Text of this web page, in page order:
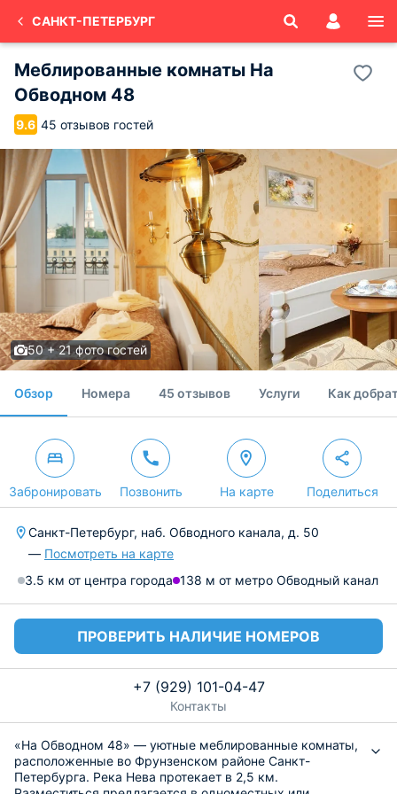
САНКТ-ПЕТЕРБУРГ
Меблированные комнаты На
Обводном 48
9.6 45 отзывов гостей
50 + 21 фото гостей
Обзор Номера 45 отзывов Услуги Как
Забронировать Позвонить На карте Поделиться
Санкт-Петербург, наб. Обводного канала, д. 50
— Посмотреть на карте
3.5 км от центра города 138 м от метро Обводный канал
ПРОВЕРИТЬ НАЛИЧИЕ НОМЕРОВ
+7 (929) 101-04-47
Контакты
«На Обводном 48» — уютные меблированные комнаты,
расположенные во Фрунзенском районе Санкт-
Петербурга. Река Нева протекает в 2,5 км.